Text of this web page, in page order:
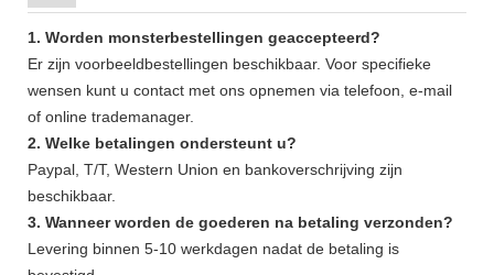
1. Worden monsterbestellingen geaccepteerd?
Er zijn voorbeeldbestellingen beschikbaar. Voor specifieke
wensen kunt u contact met ons opnemen via telefoon, e-mail
of online trademanager.
2. Welke betalingen ondersteunt u?
Paypal, T/T, Western Union en bankoverschrijving zijn
beschikbaar.
3. Wanneer worden de goederen na betaling verzonden?
Levering binnen 5-10 werkdagen nadat de betaling is